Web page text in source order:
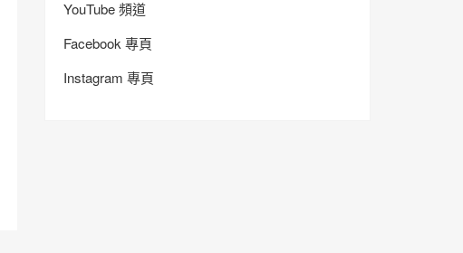
YouTube 頻道
Facebook 專頁
Instagram 專頁